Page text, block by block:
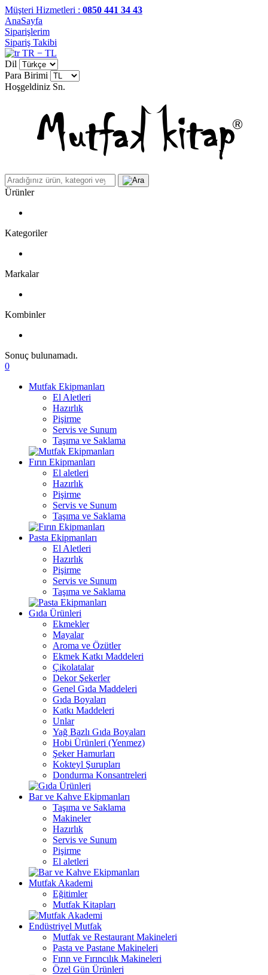
Müşteri Hizmetleri : 0850 441 34 43
AnaSayfa
Siparişlerim
Sipariş Takibi
TR − TL
Dil
Para Birimi
Hoşgeldiniz Sn.
Ürünler
Kategoriler
Markalar
Kombinler
Sonuç bulunamadı.
0
Mutfak Ekipmanları
El Aletleri
Hazırlık
Pişirme
Servis ve Sunum
Taşıma ve Saklama
Fırın Ekipmanları
El aletleri
Hazırlık
Pişirme
Servis ve Sunum
Taşıma ve Saklama
Pasta Ekipmanları
El Aletleri
Hazırlık
Pişirme
Servis ve Sunum
Taşıma ve Saklama
Gıda Ürünleri
Ekmekler
Mayalar
Aroma ve Özütler
Ekmek Katkı Maddeleri
Çikolatalar
Dekor Şekerler
Genel Gıda Maddeleri
Gıda Boyaları
Katkı Maddeleri
Unlar
Yağ Bazlı Gıda Boyaları
Hobi Ürünleri (Yenmez)
Şeker Hamurları
Kokteyl Şurupları
Dondurma Konsantreleri
Bar ve Kahve Ekipmanları
Taşıma ve Saklama
Makineler
Hazırlık
Servis ve Sunum
Pişirme
El aletleri
Mutfak Akademi
Eğitimler
Mutfak Kitapları
Endüstriyel Mutfak
Mutfak ve Restaurant Makineleri
Pasta ve Pastane Makineleri
Fırın ve Fırıncılık Makineleri
Özel Gün Ürünleri